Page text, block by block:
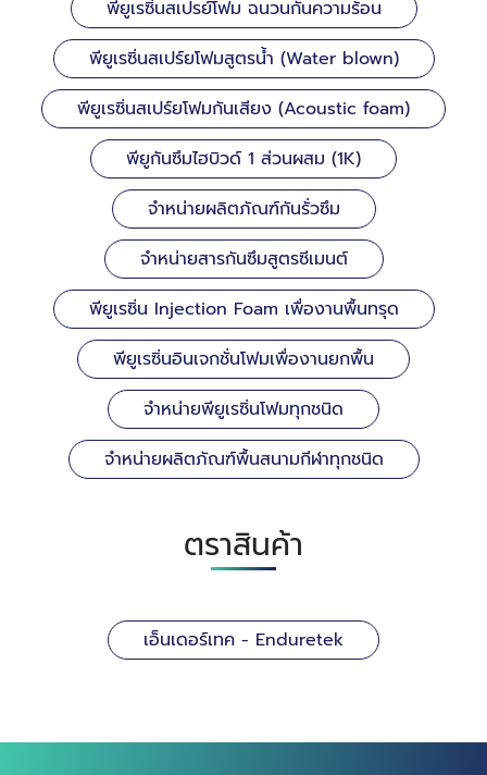
พียูเรซิ่นสเปรย์โฟม ฉนวนกันความร้อน
พียูเรซิ่นสเปร์ยโฟมสูตรน้ำ (Water blown)
พียูเรซิ่นสเปร์ยโฟมกันเสียง (Acoustic foam)
พียูกันซึมไฮบิวด์ 1 ส่วนผสม (1K)
จำหน่ายผลิตภัณฑ์กันรั่วซึม
จำหน่ายสารกันซึมสูตรซีเมนต์
พียูเรซิ่น Injection Foam เพื่องานพื้นทรุด
พียูเรซิ่นอินเจกชั่นโฟมเพื่องานยกพื้น
จำหน่ายพียูเรซิ่นโฟมทุกชนิด
จำหน่ายผลิตภัณฑ์พื้นสนามกีฬาทุกชนิด
ตราสินค้า
เอ็นเดอร์เทค - Enduretek